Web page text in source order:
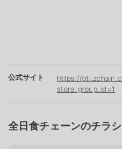
公式サイト
https://
store_group_id=1
全日食チェーンのチラ